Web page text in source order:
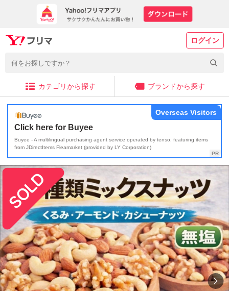
ログイン
カテゴリから探す ブランドから探す
Click here for Buyee
Buyee - A multilingual purchasing agent service operated by tenso, featuring items
from JDirectItems Fleamarket (provided by LY Corporation)
Overseas Visitors